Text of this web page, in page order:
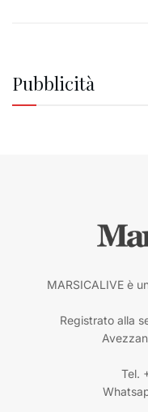
Pubblicità
MARSICALIVE è
Registrato alla
Tel.